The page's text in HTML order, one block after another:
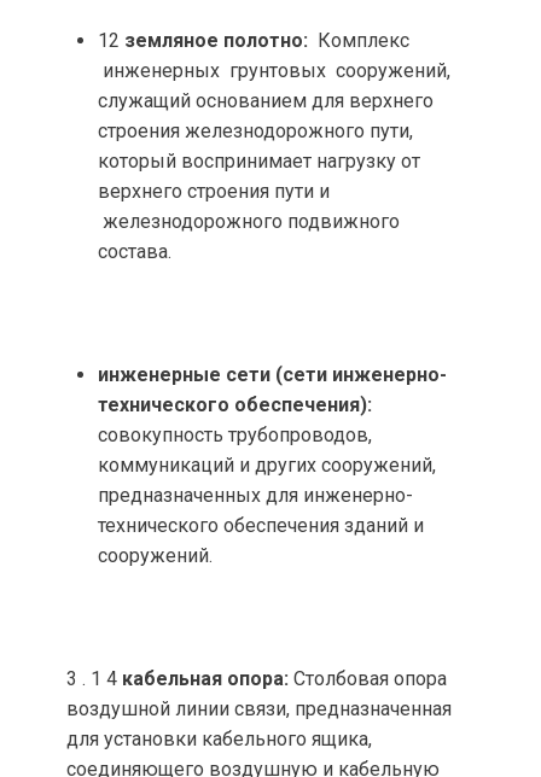
12 земляное полотно: Комплекс
инженерных грунтовых сооружений,
служащий основанием для верхнего
строения железнодорожного пути,
который воспринимает нагрузку от
верхнего строения пути и
железнодорожного подвижного
состава.
инженерные сети (сети инженерно-
технического обеспечения):
совокупность трубопроводов,
коммуникаций и других сооружений,
предназначенных для инженерно-
технического обеспечения зданий и
сооружений.
3 . 1 4 кабельная опора: Столбовая опора
воздушной линии связи, предназначенная
для установки кабельного ящика,
соединяющего воздушную и кабельную